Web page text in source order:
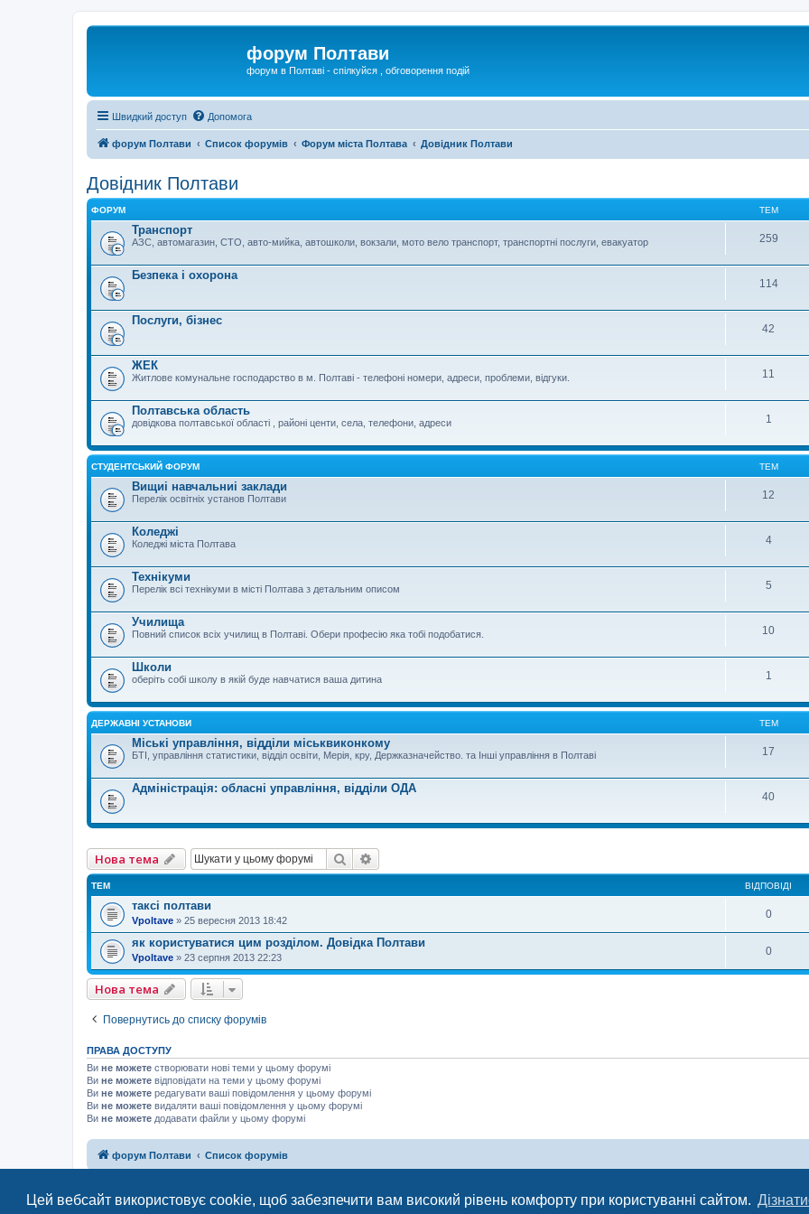
Цей вебсайт використовує cookie, щоб забезпечити вам високий рівень комфорту при користуванні сайтом.
форум Полтави
форум в Полтаві - спілкуйся , обговорення подій
Швидкий доступ Допомога
форум Полтави Список форумів Форум міста Полтава Довідник Полтави
Довідник Полтави
ФОРУМ ТЕМ
Транспорт
АЗС, автомагазин, СТО, авто-мийка, автошколи, вокзали, мото вело транспорт, транспортні послуги, евакуатор 259
Безпека і охорона
114
Послуги, бізнес
42
ЖЕК
Житлове комунальне господарство в м. Полтаві - телефоні номери, адреси, проблеми, відгуки. 11
Полтавська область
довідкова полтавської області , районі центи, села, телефони, адреси 1
СТУДЕНТСЬКИЙ ФОРУМ ТЕМ
Вищиі навчальниі заклади
Перелік освітніх установ Полтави 12
Коледжі
Коледжі міста Полтава 4
Технікуми
Перелік всі технікуми в місті Полтава з детальним описом 5
Училища
Повний список всіх училищ в Полтаві. Обери професію яка тобі подобатися. 10
Школи
оберіть собі школу в якій буде навчатися ваша дитина 1
ДЕРЖАВНІ УСТАНОВИ ТЕМ
Міські управління, відділи міськвиконкому
БТІ, управління статистики, відділ освіти, Мерія, кру, Держказначейство. та Інші управління в Полтаві 17
Адміністрація: обласні управління, відділи ОДА
40
Нова тема Пошук
ТЕМ ВІДПОВІДІ
таксі полтави
Vpoltave » 25 вересня 2013 18:42
0
як користуватися цим розділом. Довідка Полтави
Vpoltave » 23 серпня 2013 22:23
0
Нова тема
Повернутись до списку форумів
ПРАВА ДОСТУПУ
Ви не можете створювати нові теми у цьому форумі
Ви не можете відповідати на теми у цьому форумі
Ви не можете редагувати ваші повідомлення у цьому форумі
Ви не можете видаляти ваші повідомлення у цьому форумі
Ви не можете додавати файли у цьому форумі
форум Полтави Список форумів